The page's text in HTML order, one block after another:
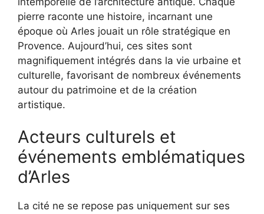
pierre raconte une histoire, incarnant une
époque où Arles jouait un rôle stratégique en
Provence. Aujourd’hui, ces sites sont
magnifiquement intégrés dans la vie urbaine et
culturelle, favorisant de nombreux événements
autour du patrimoine et de la création
artistique.
Acteurs culturels et
événements emblématiques
d’Arles
La cité ne se repose pas uniquement sur ses